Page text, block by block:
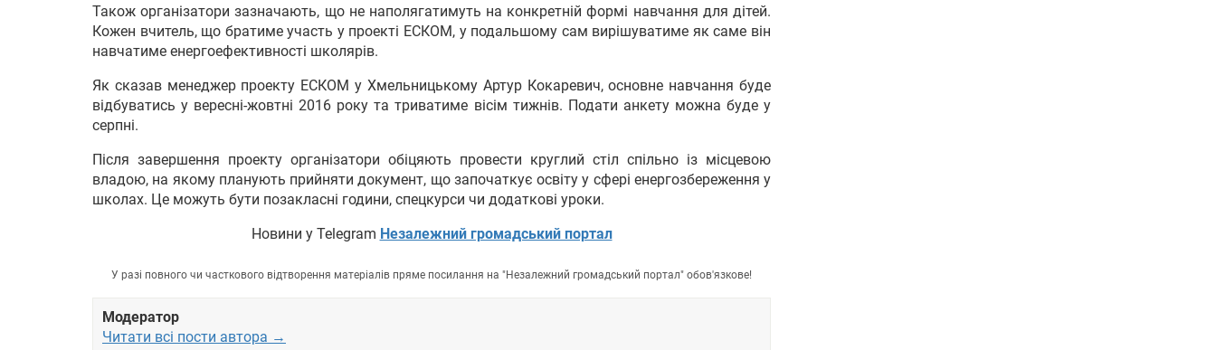
Також організатори зазначають, що не наполягатимуть на конкретній формі навчання для дітей.
Кожен вчитель, що братиме участь у проекті ЕСКОМ, у подальшому сам вирішуватиме як саме він
навчатиме енергоефективності школярів.
Як сказав менеджер проекту ЕСКОМ у Хмельницькому Артур Кокаревич, основне навчання буде
відбуватись у вересні-жовтні 2016 року та триватиме вісім тижнів. Подати анкету можна буде у
серпні.
Після завершення проекту організатори обіцяють провести круглий стіл спільно із місцевою
владою, на якому планують прийняти документ, що започаткує освіту у сфері енергозбереження у
школах. Це можуть бути позакласні години, спецкурси чи додаткові уроки.
Новини у Telegram Незалежний громадський портал
У разі повного чи часткового відтворення матеріалів пряме посилання на "Незалежний громадський портал" обов'язкове!
Модератор
Читати всі пости автора →